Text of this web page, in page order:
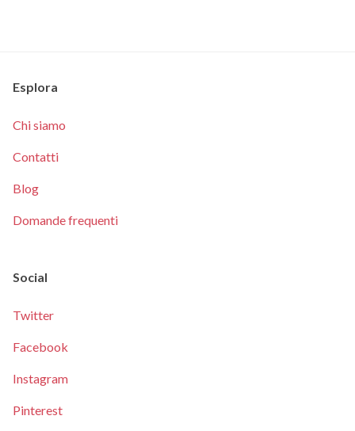
Esplora
Chi siamo
Contatti
Blog
Domande frequenti
Social
Twitter
Facebook
Instagram
Pinterest